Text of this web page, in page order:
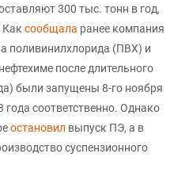
300 тыс. тонн в год,
Как сообщала ранее компания
поливинилхлорида (ПВХ) и
после длительного
были запущены 8-го ноября
года соответственно. Однако
остановил выпуск ПЭ, а в
суспензионного